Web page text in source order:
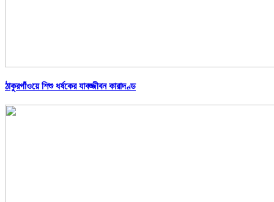
ঠাকুরগাঁওয়ে শিশু ধর্ষকের যাবজ্জীবন কারাদণ্ড